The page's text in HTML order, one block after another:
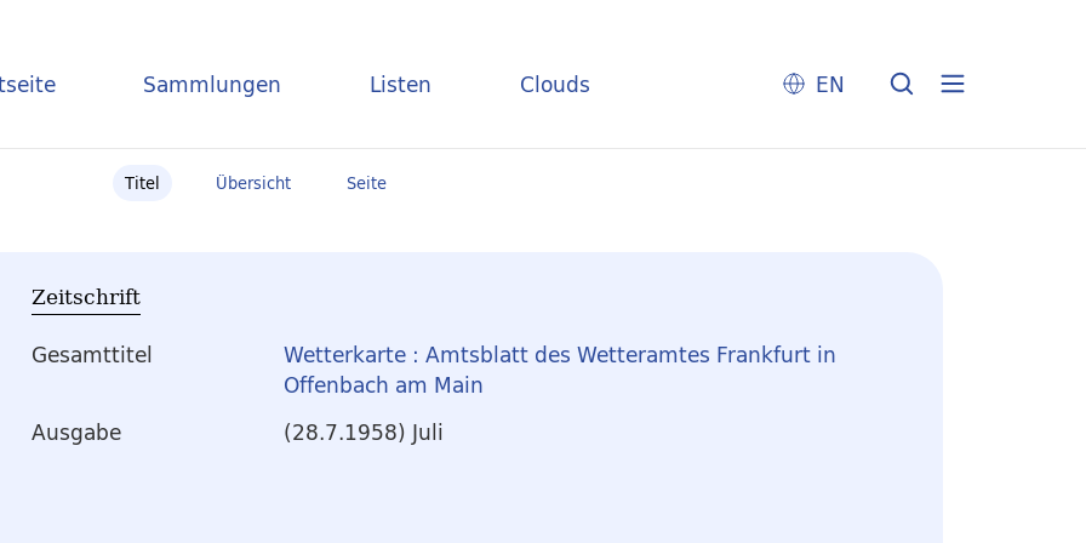
Sammlungen Listen Clouds EN
Titel Übersicht Seite
Zeitschrift
Gesamttitel
Wetterkarte : Amtsblatt des Wetteramtes Frankfurt in
Offenbach am Main
Ausgabe
(28.7.1958) Juli